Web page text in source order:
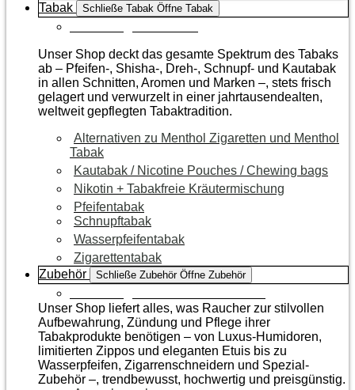
Tabak
Schließe Tabak Öffne Tabak
Unser Shop deckt das gesamte Spektrum des Tabaks
ab – Pfeifen-, Shisha-, Dreh-, Schnupf- und Kautabak
in allen Schnitten, Aromen und Marken –, stets frisch
gelagert und verwurzelt in einer jahrtausendealten,
weltweit gepflegten Tabaktradition.
Alternativen zu Menthol Zigaretten und Menthol
Tabak
Kautabak / Nicotine Pouches / Chewing bags
Nikotin + Tabakfreie Kräutermischung
Pfeifentabak
Schnupftabak
Wasserpfeifentabak
Zigarettentabak
Zubehör
Schließe Zubehör Öffne Zubehör
Unser Shop liefert alles, was Raucher zur stilvollen
Aufbewahrung, Zündung und Pflege ihrer
Tabakprodukte benötigen – von Luxus-Humidoren,
limitierten Zippos und eleganten Etuis bis zu
Wasserpfeifen, Zigarrenschneidern und Spezial-
Zubehör –, trendbewusst, hochwertig und preisgünstig.